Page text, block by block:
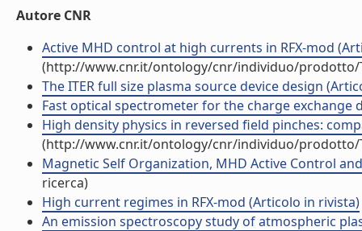
Autore CNR
Active MHD control at high currents in RFX-mod
(http://www.cnr.it/ontology/cnr/individuo/prodotto/
The ITER full size plasma source device design
Fast optical spectrometer for the charge exchange
High density physics in reversed field pinches:
(http://www.cnr.it/ontology/cnr/individuo/prodotto/
Magnetic Self Organization, MHD Active Control
ricerca)
High current regimes in RFX-mod (Articolo in rivista)
An emission spectroscopy study of atmospheric